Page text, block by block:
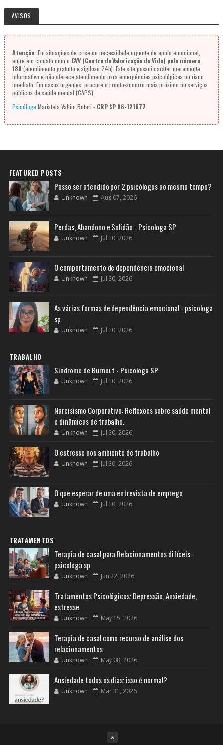
AVISOS
Atenção: Em situações de crise ou necessidade urgente de apoio emocional,
entre em contato com o CVV (Centro de Valorização da Vida) pelo número
188 (atendimento gratuito e sigiloso 24h). Este site possui caráter meramente
informativo e não oferece atendimento para emergências psicológicas ou risco
imediato. Em casos urgentes, procure o pronto-socorro mais próximo ou serviços
públicos de saúde mental (CAPS).
Psicóloga Maristela Vallim Botari - CRP SP 06-121677
FEATURED POSTS
Posso ser atendido por 2 psicólogos ao mesmo tempo?
Unknown Aug 07, 2026
Perdas, Abandono e Solidão - Psicologa SP
Unknown Jul 30, 2026
O comportamento de dependência emocional
Unknown Jul 30, 2026
As várias formas de dependência emocional - psicologa
sp
Unknown Jul 30, 2026
TRABALHO
Sindrome de Burnout - Psicologa SP
Unknown Jul 30, 2026
Narcisismo Corporativo: Reflexões sobre saúde mental
e dinâmicas de trabalho.
Unknown Jul 30, 2026
O estresse nos ambiente de trabalho
Unknown Jul 30, 2026
O que esperar de uma entrevista de emprego
Unknown Jul 30, 2026
TRATAMENTOS
Terapia de casal para Relacionamentos difíceis -
psicologa sp
Unknown Jun 22, 2026
Tratamentos Psicológicos: Depressão, Ansiedade,
estresse
Unknown May 15, 2026
Terapia de casal como recurso de análise dos
relacionamentos
Unknown May 08, 2026
Ansiedade todos os dias: isso é normal?
Unknown Mar 31, 2026